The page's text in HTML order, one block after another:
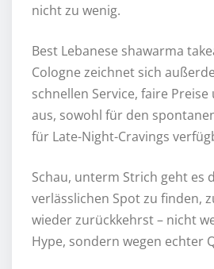
nicht zu wenig.
Best Lebanese shawarma
Cologne zeichnet sich
schnellen Service, faire
aus, sowohl für den
für Late-Night-Cravings
Schau, unterm Strich geht es
verlässlichen Spot zu finden,
wieder zurückkehrst – nicht
Hype, sondern wegen echter